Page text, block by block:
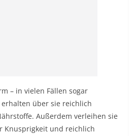
– in vielen Fällen sogar
über sie reichlich
Außerdem verleihen sie
Knusprigkeit und reichlich